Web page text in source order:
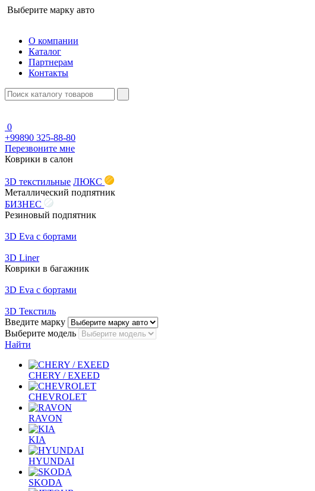
Выберите марку авто
О компании
Каталог
Партнерам
Контакты
0
+99890 325-88-80
Перезвоните мне
Коврики в салон
3D текстильные ЛЮКС
Металлический подпятник
БИЗНЕС
Резиновый подпятник
3D Eva с бортами
3D Liner
Коврики в багажник
3D Eva с бортами
3D Текстиль
Введите марку
Выберите модель
Найти
CHERY / EXEED
CHEVROLET
RAVON
KIA
HYUNDAI
SKODA